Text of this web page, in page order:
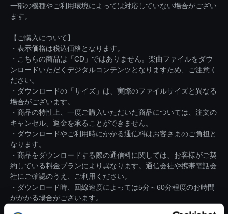
一部の機種やご利用環境によっては対応していない場合がござい
ます。
【ご購入について】
・表示価格は税込価格となります。
・こちらの商品は「CD」ではありません。楽曲ファイルをダウ
ンロードいただくデジタルコンテンツとなりますため、ご注意く
ださい。
・ダウンロードの「サイズ」は、実際のファイルサイズと異なる
場合がございます。
・商品の特性上、一度ご購入いただいた商品については、注文の
キャンセル、返金を承ることができません。
・ダウンロードやご利用時にかかる通信料はお客さまのご負担と
なります。
・商品をダウンロードする際の通信料に関しては、お客様がご契
約している料金プランにより異なります。通信会社や携帯電話会
社にご確認のうえ、ご利用ください。
・ダウンロード時、回線速度によっては5分～60分程度のお時間
がかかる場合がございます。